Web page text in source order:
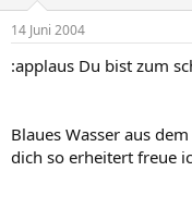
14 Juni 2004
:applaus Du bist zum
Blaues Wasser aus
dich so erheitert freue